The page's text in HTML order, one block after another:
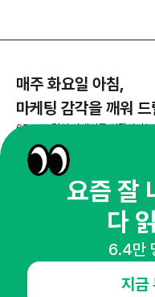
매주 화요일 아침,
마케팅 감각을 깨워 드
65,043명의 마케터를 성장시키는
뉴스레터 구독하기
공지사항
요즘 잘
다
6.4만
지금